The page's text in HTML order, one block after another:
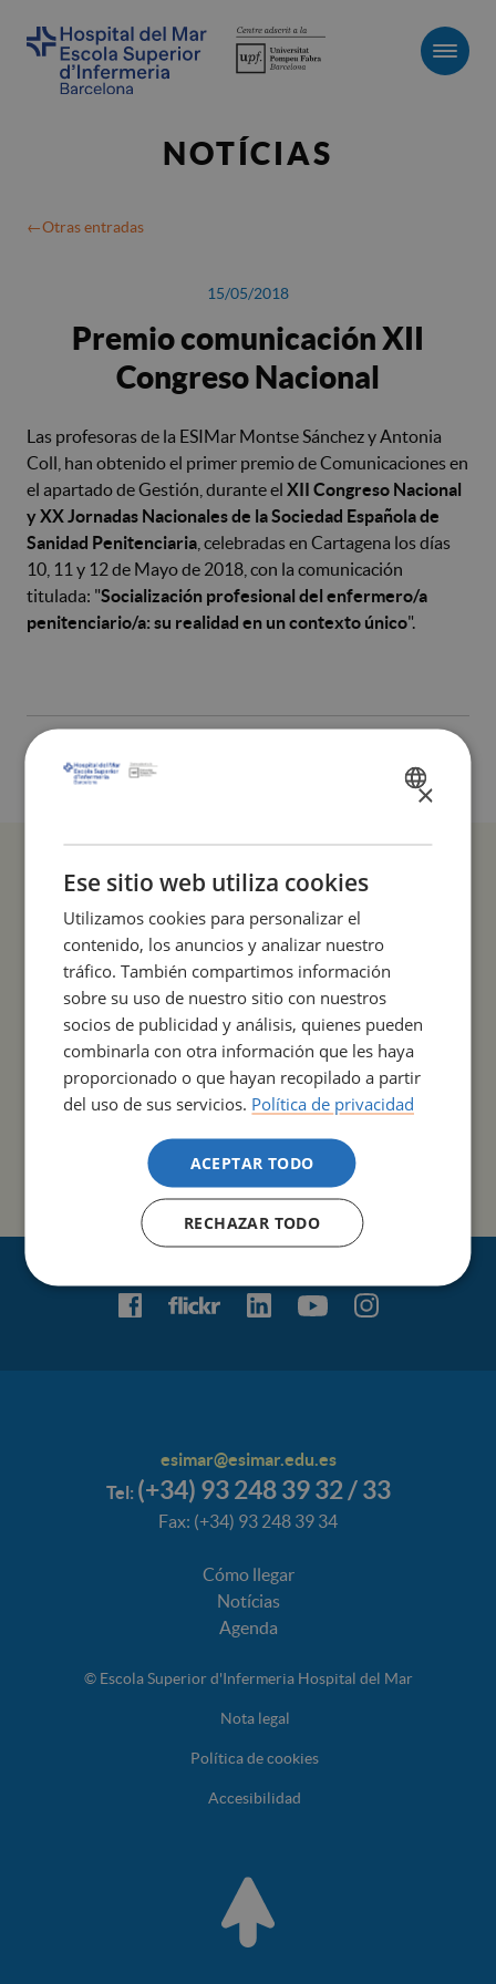
NOTÍCIAS
Otras entradas
15/05/2018
Premio comunicación XII
Congreso Nacional
Las profesoras de la ESIMar Montse Sánchez y Antonia
Coll, han obtenido el primer premio de Comunicaciones en
el apartado de Gestión, durante el XII Congreso Nacional
y XX Jornadas Nacionales de la Sociedad Española de
Sanidad Penitenciaria , celebradas en Cartagena los días
10, 11 y 12 de Mayo de 2018, con la comunicación
titulada: "Socialización profesional del enfermero/a
penitenciario/a: su realidad en un contexto único".
COMPARTIR
esimar@esimar.edu.es
Tel: (+34) 93 248 39 32 / 33
Fax: (+34) 93 248 39 34
Cómo llegar
Notícias
Agenda
© Escola Superior d'Infermeria Hospital del Mar
Nota legal
Política de cookies
Accesibilidad
SPANISH
×
Ese sitio web utiliza cookies
Utilizamos cookies para personalizar el
contenido, los anuncios y analizar nuestro
tráfico. También compartimos información
sobre su uso de nuestro sitio con nuestros
socios de publicidad y análisis, quienes pueden
combinarla con otra información que les haya
proporcionado o que hayan recopilado a partir
del uso de sus servicios. Política de privacidad
ACEPTAR TODO
RECHAZAR TODO